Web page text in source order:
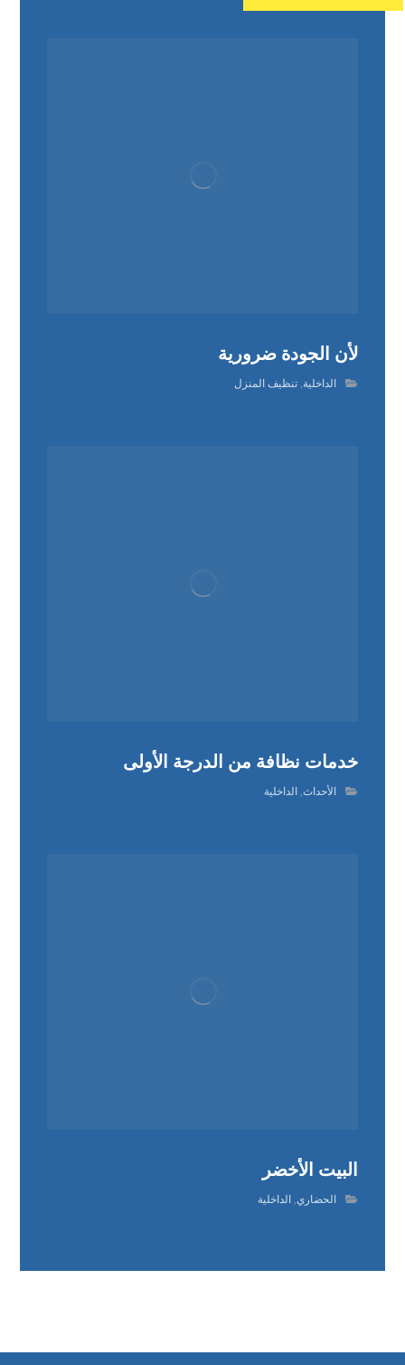
لأن الجودة ضرورية
الداخلية,تنظيف المنزل
خدمات نظافة من الدرجة الأولى
الأحداث,الداخلية
البيت الأخضر
الحضاري, الداخلية